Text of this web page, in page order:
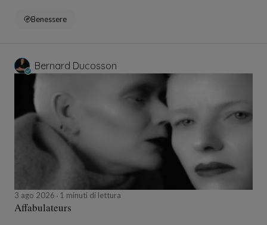
Benessere
Bernard Ducosson
3 ago 2026 1 minuti di lettura
Affabulateurs